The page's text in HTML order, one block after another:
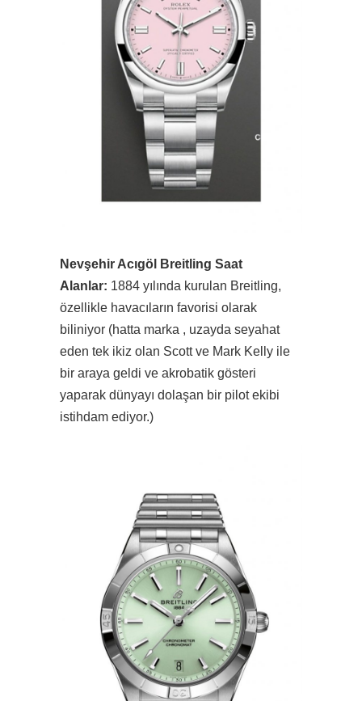
Nevşehir Acıgöl Breitling Saat
Alanlar: 1884 yılında kurulan Breitling,
özellikle havacıların favorisi olarak
biliniyor (hatta marka , uzayda seyahat
eden tek ikiz olan Scott ve Mark Kelly ile
bir araya geldi ve akrobatik gösteri
yaparak dünyayı dolaşan bir pilot ekibi
istihdam ediyor.)